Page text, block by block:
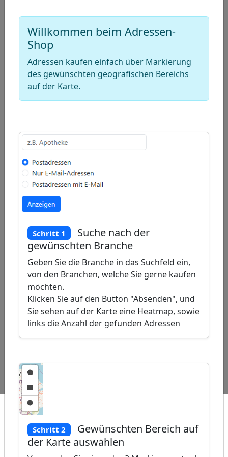
a
polygon
Draw
rectangle
Draw
circle
layers
Delete
layers
Beliebte
Abfragen:
Adressen Anbieter von
Adressen
Willkommen beim Adressen-
Shop
Adressen kaufen einfach über Markierung
des gewünschten geografischen Bereichs
auf der Karte.
Schritt 1
Suche nach der
gewünschten Branche
Geben Sie die Branche in das Suchfeld ein,
von den Branchen, welche Sie gerne kaufen
möchten.
Klicken Sie auf den Button "Absenden", und
Sie sehen auf der Karte eine Heatmap, sowie
links die Anzahl der gefunden Adressen
Schritt 2
Gewünschten Bereich auf
der Karte auswählen